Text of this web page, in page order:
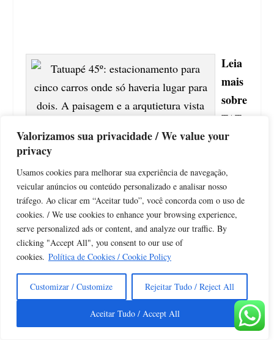
Valorizamos sua privacidade / We value your
privacy
Usamos cookies para melhorar sua experiência de navegação,
veicular anúncios ou conteúdo personalizado e analisar nosso
tráfego. Ao clicar em “Aceitar tudo”, você concorda com o uso de
cookies. / We use cookies to enhance your browsing experience,
serve personalized ads or content, and analyze our traffic. By
clicking "Accept All", you consent to our use of
cookies. Política de Cookies / Cookie Policy
Customizar / Customize Rejeitar Tudo / Reject All
Aceitar Tudo / Accept All
Tatuapé 45º é a nossa sugestão protocolada pela CET:
estacionamento para cinco carros onde só haveria lugar para
dois. A paisagem e a arqutietura vista nesta fotografia
ilustram bem o bom aproveitamento do espaço em parte da
Rua Henrique Dumont. A situação encontrada no bairro
hoje é bem diferente (saiba mais em
estacionamento+45
Foto: aloimage
Leia
mais
sobre
TAT
UAP